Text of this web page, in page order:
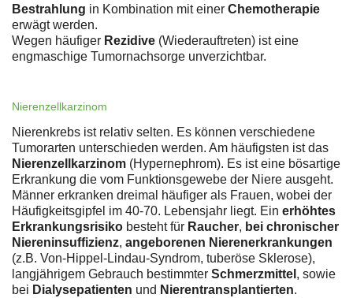
Bestrahlung in Kombination mit einer Chemotherapie
erwägt werden.
Wegen häufiger Rezidive (Wiederauftreten) ist eine
engmaschige Tumornachsorge unverzichtbar.
Nierenzellkarzinom
Nierenkrebs ist relativ selten. Es können verschiedene
Tumorarten unterschieden werden. Am häufigsten ist das
Nierenzellkarzinom (Hypernephrom). Es ist eine bösartige
Erkrankung die vom Funktionsgewebe der Niere ausgeht.
Männer erkranken dreimal häufiger als Frauen, wobei der
Häufigkeitsgipfel im 40-70. Lebensjahr liegt. Ein erhöhtes
Erkrankungsrisiko besteht für Raucher, bei chronischer
Niereninsuffizienz, angeborenen Nierenerkrankungen
(z.B. Von-Hippel-Lindau-Syndrom, tuberöse Sklerose),
langjährigem Gebrauch bestimmter Schmerzmittel , sowie
bei Dialysepatienten und Nierentransplantierten.